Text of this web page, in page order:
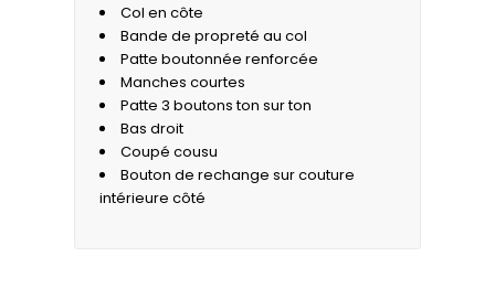
Col en côte
Bande de propreté au col
Patte boutonnée renforcée
Manches courtes
Patte 3 boutons ton sur ton
Bas droit
Coupé cousu
Bouton de rechange sur couture
intérieure côté